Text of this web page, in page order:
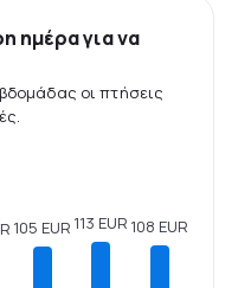
ημέρα για να
οι πτήσεις
105 EUR 113 EUR 108 EUR